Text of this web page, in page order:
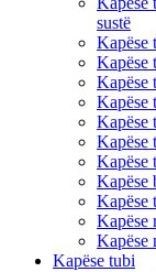
sustë
Kapëse
Kapëse
Kapëse
Kapëse
Kapëse
Kapëse
Kapëse
Kapëse
Kapëse
Kapëse
Kapëse
Kapëse tubi